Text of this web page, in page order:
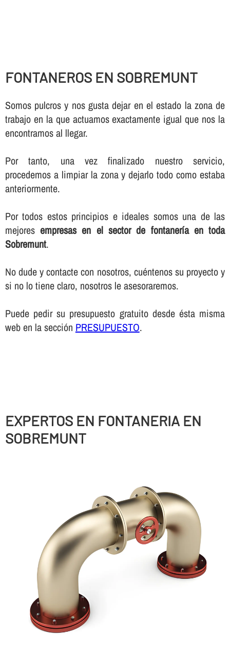
FONTANEROS EN SOBREMUNT
Somos pulcros y nos gusta dejar en el estado la zona de
trabajo en la que actuamos exactamente igual que nos la
encontramos al llegar.
Por tanto, una vez finalizado nuestro servicio,
procedemos a limpiar la zona y dejarlo todo como estaba
anteriormente.
Por todos estos principios e ideales somos una de las
mejoresempresas en el sector de fontanerí­a en toda
Sobremunt.
No dude y contacte con nosotros, cuéntenos su proyecto y
si no lo tiene claro, nosotros le asesoraremos.
Puede pedir su presupuesto gratuito desde ésta misma
web en la sección PRESUPUESTO.
EXPERTOS EN FONTANERIA EN
SOBREMUNT